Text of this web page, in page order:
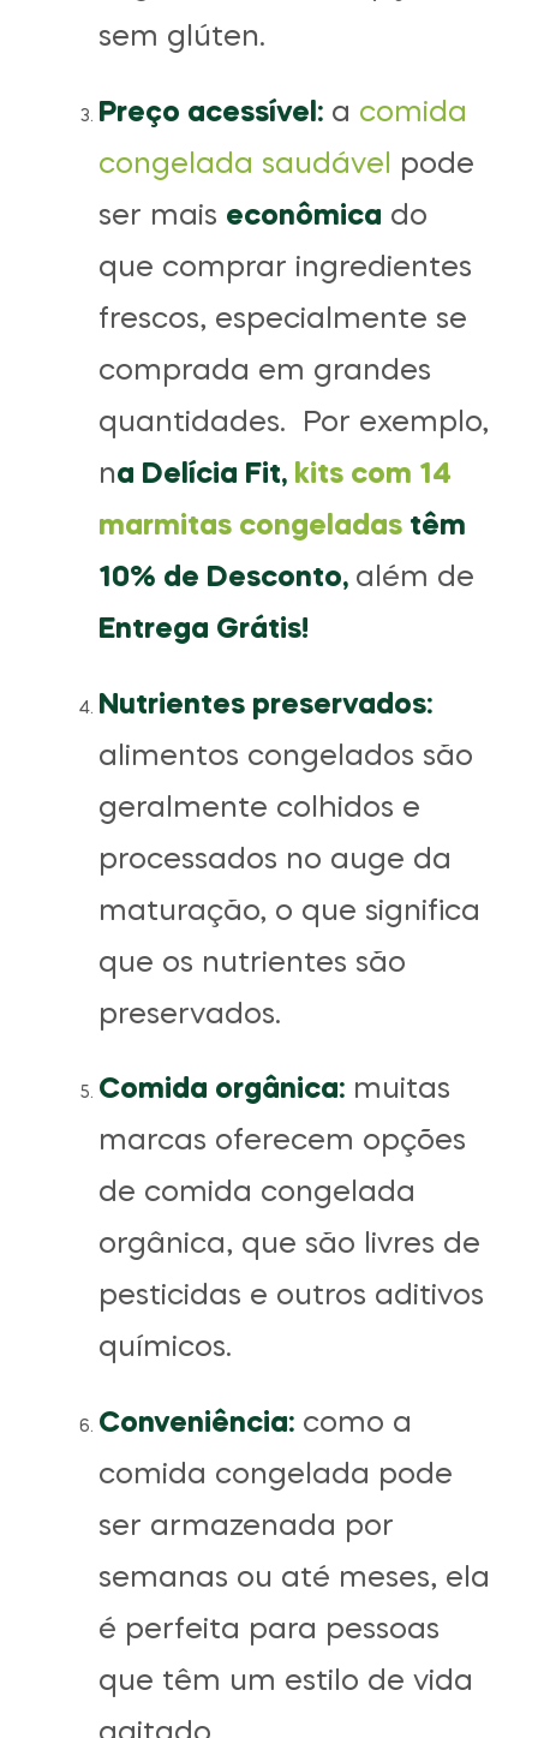
sem glúten.
Preço acessível: a comida
congelada saudável pode
ser mais econômica do
que comprar ingredientes
frescos, especialmente se
comprada em grandes
quantidades. Por exemplo,
na Delícia Fit, kits com 14
marmitas congeladas têm
10% de Desconto, além de
Entrega Grátis!
Nutrientes preservados:
alimentos congelados são
geralmente colhidos e
processados ​​no auge da
maturação, o que significa
que os nutrientes são
preservados.
Comida orgânica: muitas
marcas oferecem opções
de comida congelada
orgânica, que são livres de
pesticidas e outros aditivos
químicos.
Conveniência: como a
comida congelada pode
ser armazenada por
semanas ou até meses, ela
é perfeita para pessoas
que têm um estilo de vida